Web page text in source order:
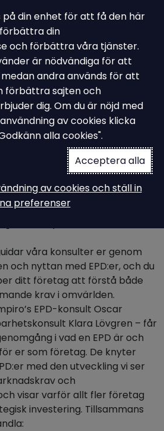
webbinarium
är det och
det viktigare
till ett kostnadsfritt
Declaration (EPD) på
ett verktyg som håller
våra konsulter er genom
och nyttan med EPD:er, och du
ditt företag att förstå både
krav i omvärlden.
EPD-konsult Oscar
Klara Lövgren – får
i vad en EPD är och
er som företag. De knyter
med den utveckling vi ser
och
visar varför allt fler företag
investering. Tillsammans
på din enhet för att få den här
din
och förbättra våra tjänster.
är nödvändiga för att
andra används för att
förbättra sajten och
dig. Om du är nöjd med
av cookies klicka
alla cookies".
Acceptera alla
av cookies och ställ in
preferenser